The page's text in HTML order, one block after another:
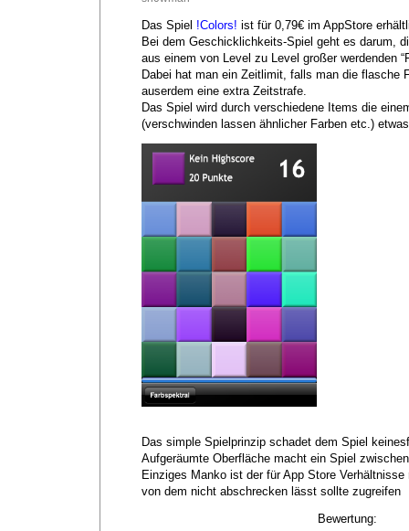
Das Spiel !Colors! ist für 0,79€ im AppStore
Bei dem Geschicklichkeits-Spiel geht es darum,
aus einem von Level zu Level großer werdenden
Dabei hat man ein Zeitlimit, falls man die flasche
auserdem eine extra Zeitstrafe.
Das Spiel wird durch verschiedene Items die
(verschwinden lassen ähnlicher Farben etc.)
Das simple Spielprinzip schadet dem Spiel
Aufgeräumte Oberfläche macht ein Spiel
Einziges Manko ist der für App Store
von dem nicht abschrecken lässt sollte zugreifen
Bewertung: